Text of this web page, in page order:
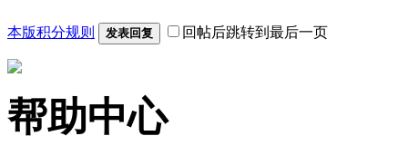
本版积分规则 发表回复 回帖后跳转到最后一页
帮助中心